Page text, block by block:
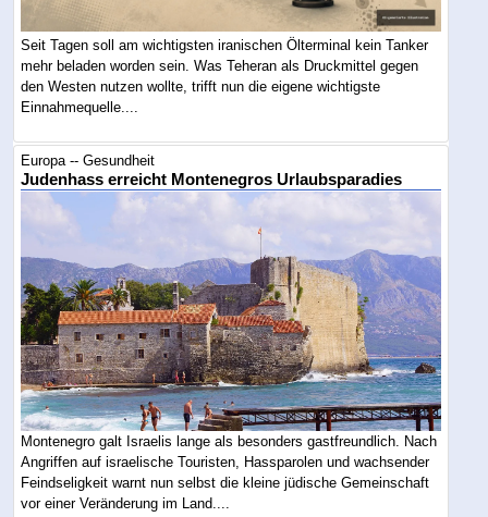
Seit Tagen soll am wichtigsten iranischen Ölterminal kein Tanker
mehr beladen worden sein. Was Teheran als Druckmittel gegen
den Westen nutzen wollte, trifft nun die eigene wichtigste
Einnahmequelle....
Europa -- Gesundheit
Judenhass erreicht Montenegros Urlaubsparadies
Montenegro galt Israelis lange als besonders gastfreundlich. Nach
Angriffen auf israelische Touristen, Hassparolen und wachsender
Feindseligkeit warnt nun selbst die kleine jüdische Gemeinschaft
vor einer Veränderung im Land....